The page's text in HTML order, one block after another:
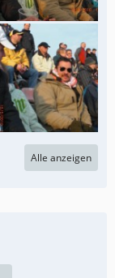
Alle anzeigen